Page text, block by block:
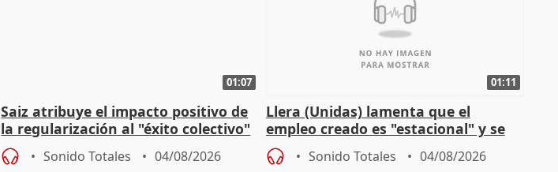
01:07
Saiz atribuye el impacto positivo de
la regularización al "éxito colectivo"
del Gobierno
Sonido Totales 04/08/2026
01:11
Llera (Unidas) lamenta que el
empleo creado es "estacional" y se
"esfumará" al acabar el verano
Sonido Totales 04/08/2026